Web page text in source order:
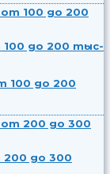
100 до 200